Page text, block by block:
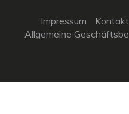
Impressum Kontakt
Allgemeine